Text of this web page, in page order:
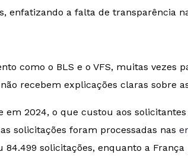
a falta de transparência
como o BLS e o VFS, muitas vezes
recebem explicações claras sobre
2024, o que custou aos solicitantes
solicitações foram processadas nas
solicitações, enquanto a França